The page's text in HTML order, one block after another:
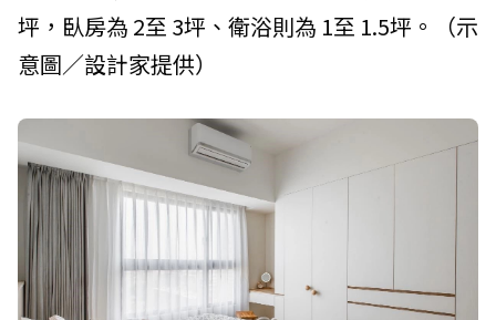
坪，臥房為 2至 3坪、衛浴則為 1至 1.5坪。（示
意圖／設計家提供）